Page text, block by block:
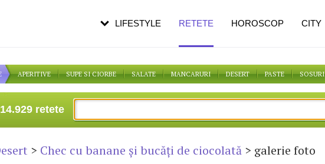
APERITIVE SUPE SI CIORBE SALATE MANCARURI DESERT PASTE SOSURI
retete
> Chec cu banane şi bucăţi de ciocolată > galerie foto
LIFESTYLE RETETE HOROSCOP CITY